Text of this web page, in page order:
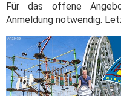
Für das offene
Anmeldung notwendig.